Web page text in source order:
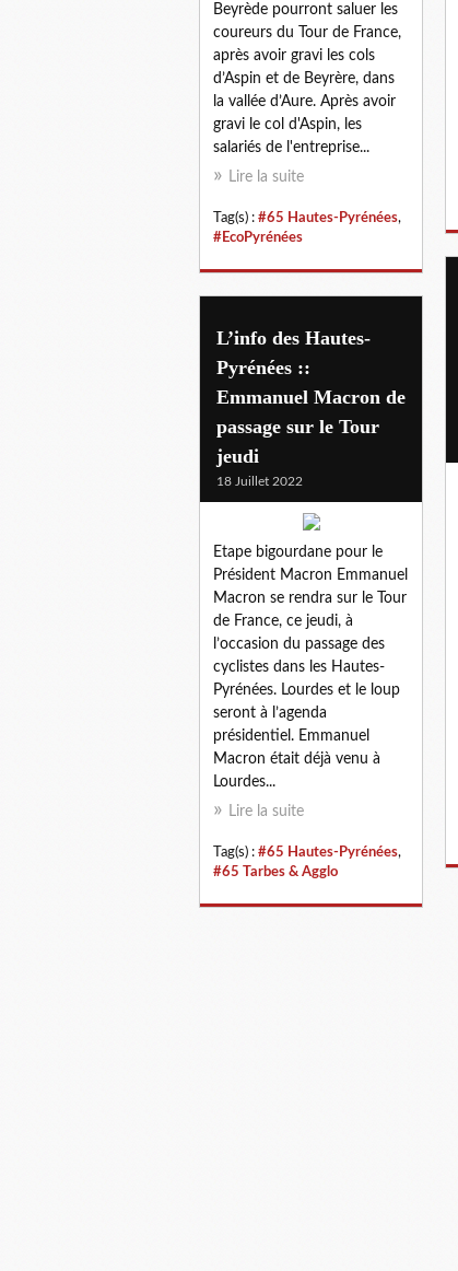
Beyrède pourront saluer les
coureurs du Tour de France,
après avoir gravi les cols
d’Aspin et de Beyrère, dans
la vallée d’Aure. Après avoir
gravi le col d'Aspin, les
salariés de l'entreprise...
Lire la suite
Tag(s) : #65 Hautes-Pyrénées,
#EcoPyrénées
L’info des Hautes-
Pyrénées ::
Emmanuel Macron de
passage sur le Tour
jeudi
18 Juillet 2022
Etape bigourdane pour le
Président Macron Emmanuel
Macron se rendra sur le Tour
de France, ce jeudi, à
l’occasion du passage des
cyclistes dans les Hautes-
Pyrénées. Lourdes et le loup
seront à l’agenda
présidentiel. Emmanuel
Macron était déjà venu à
Lourdes...
Lire la suite
Tag(s) : #65 Hautes-Pyrénées,
#65 Tarbes & Agglo